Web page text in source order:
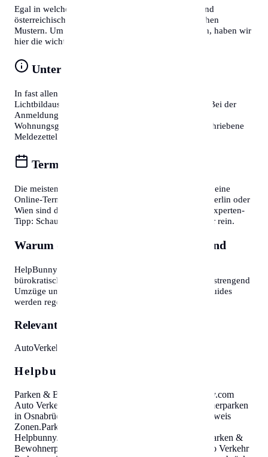
Egal in welcher Stadt Sie sich befinden, deutsche und
österreichische Behördenprozesse folgen oft ähnlichen
Mustern. Um Zeit zu sparen und Frust zu vermeiden, haben wir
hier die wichtigsten Tipps für Sie zusammengefasst:
Unterlagen vorbereiten
In fast allen Fällen benötigen Sie einen gültigen
Lichtbildausweis (Reisepass oder Personalausweis). Bei der
Anmeldung eines Wohnsitzes ist zudem die
Wohnungsgeberbestätigung (in DE) bzw. der unterschriebene
Meldezettel (in AT) zwingend erforderlich.
Termine online buchen
Die meisten Bürgerservice-Stellen bieten mittlerweile eine
Online-Terminvereinbarung an. In Großstädten wie Berlin oder
Wien sind diese oft Wochen im Voraus ausgebucht. Experten-
Tipp: Schauen Sie morgens gegen 7:30 oder 8:00 Uhr rein.
Warum diese Informationen wichtig sind
HelpBunny.com hat es sich zur Aufgabe gemacht,
bürokratische Hürden abzubauen. Wir wissen, wie anstrengend
Umzüge und Behördengänge sein können. Unsere Guides
werden regelmäßig aktualisiert.
Relevante Themen:
AutoVerkehr
Helpbunny.com SEO Cloud
Parken & Bewohnerparken in Osnabrück
Helpbunny.com
Auto Verkehr Parkausweis Zonen
Parken & Bewohnerparken
in Osnabrück
Auto Verkehr Parkausweis
Zonen.Parken & Bewohnerparken in Osnabrück
Helpbunny.com
Parken &
Bewohnerparken in Osnabrück
Auto Verkehr